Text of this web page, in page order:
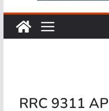
RRC 9311 AP